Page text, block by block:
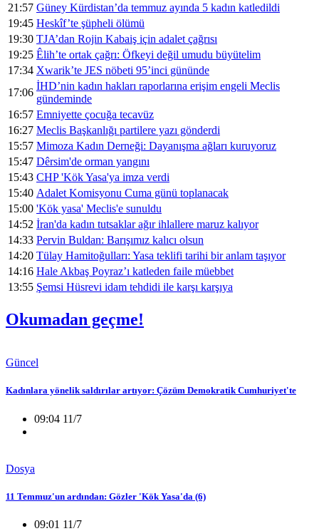
21:57 Güney Kürdistan’da temmuz ayında 5 kadın katledildi
19:45 Heskîf’te şüpheli ölümü
19:30 TJA’dan Rojin Kabaiş için adalet çağrısı
19:25 Êlih’te ortak çağrı: Öfkeyi değil umudu büyütelim
17:34 Xwarik’te JES nöbeti 95’inci gününde
17:06
İHD’nin kadın hakları raporlarına erişim engeli Meclis
gündeminde
16:57 Emniyette çocuğa tecavüz
16:27 Meclis Başkanlığı partilere yazı gönderdi
15:57 Mimoza Kadın Derneği: Dayanışma ağları kuruyoruz
15:47 Dêrsim'de orman yangını
15:43 CHP 'Kök Yasa'ya imza verdi
15:40 Adalet Komisyonu Cuma günü toplanacak
15:00 'Kök yasa' Meclis'e sunuldu
14:52 İran'da kadın tutsaklar ağır ihlallere maruz kalıyor
14:33 Pervin Buldan: Barışımız kalıcı olsun
14:20 Tülay Hamitoğulları: Yasa teklifi tarihi bir anlam taşıyor
14:16 Hale Akbaş Poyraz’ı katleden faile müebbet
13:55 Şemsi Hüsrevi idam tehdidi ile karşı karşıya
Okumadan geçme!
Güncel
Kadınlara yönelik saldırılar artıyor: Çözüm Demokratik Cumhuriyet'te
09:04 11/7
Dosya
11 Temmuz'un ardından: Gözler 'Kök Yasa'da (6)
09:01 11/7